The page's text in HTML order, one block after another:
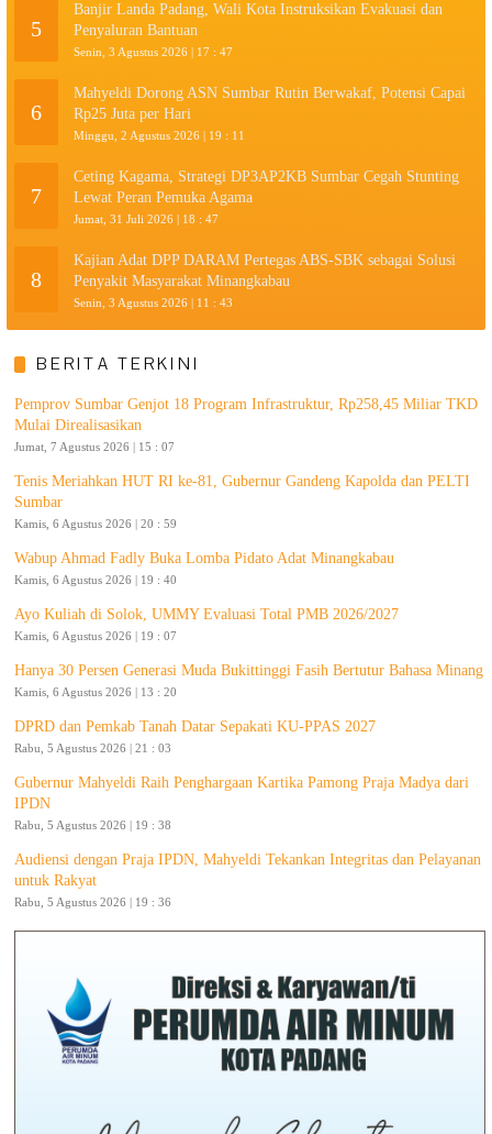
5
Banjir Landa Padang, Wali Kota Instruksikan Evakuasi dan
Penyaluran Bantuan
Senin, 3 Agustus 2026 | 17 : 47
6
Mahyeldi Dorong ASN Sumbar Rutin Berwakaf, Potensi Capai
Rp25 Juta per Hari
Minggu, 2 Agustus 2026 | 19 : 11
7
Ceting Kagama, Strategi DP3AP2KB Sumbar Cegah Stunting
Lewat Peran Pemuka Agama
Jumat, 31 Juli 2026 | 18 : 47
8
Kajian Adat DPP DARAM Pertegas ABS-SBK sebagai Solusi
Penyakit Masyarakat Minangkabau
Senin, 3 Agustus 2026 | 11 : 43
BERITA TERKINI
Pemprov Sumbar Genjot 18 Program Infrastruktur, Rp258,45 Miliar TKD
Mulai Direalisasikan
Jumat, 7 Agustus 2026 | 15 : 07
Tenis Meriahkan HUT RI ke-81, Gubernur Gandeng Kapolda dan PELTI
Sumbar
Kamis, 6 Agustus 2026 | 20 : 59
Wabup Ahmad Fadly Buka Lomba Pidato Adat Minangkabau
Kamis, 6 Agustus 2026 | 19 : 40
Ayo Kuliah di Solok, UMMY Evaluasi Total PMB 2026/2027
Kamis, 6 Agustus 2026 | 19 : 07
Hanya 30 Persen Generasi Muda Bukittinggi Fasih Bertutur Bahasa Minang
Kamis, 6 Agustus 2026 | 13 : 20
DPRD dan Pemkab Tanah Datar Sepakati KU-PPAS 2027
Rabu, 5 Agustus 2026 | 21 : 03
Gubernur Mahyeldi Raih Penghargaan Kartika Pamong Praja Madya dari
IPDN
Rabu, 5 Agustus 2026 | 19 : 38
Audiensi dengan Praja IPDN, Mahyeldi Tekankan Integritas dan Pelayanan
untuk Rakyat
Rabu, 5 Agustus 2026 | 19 : 36